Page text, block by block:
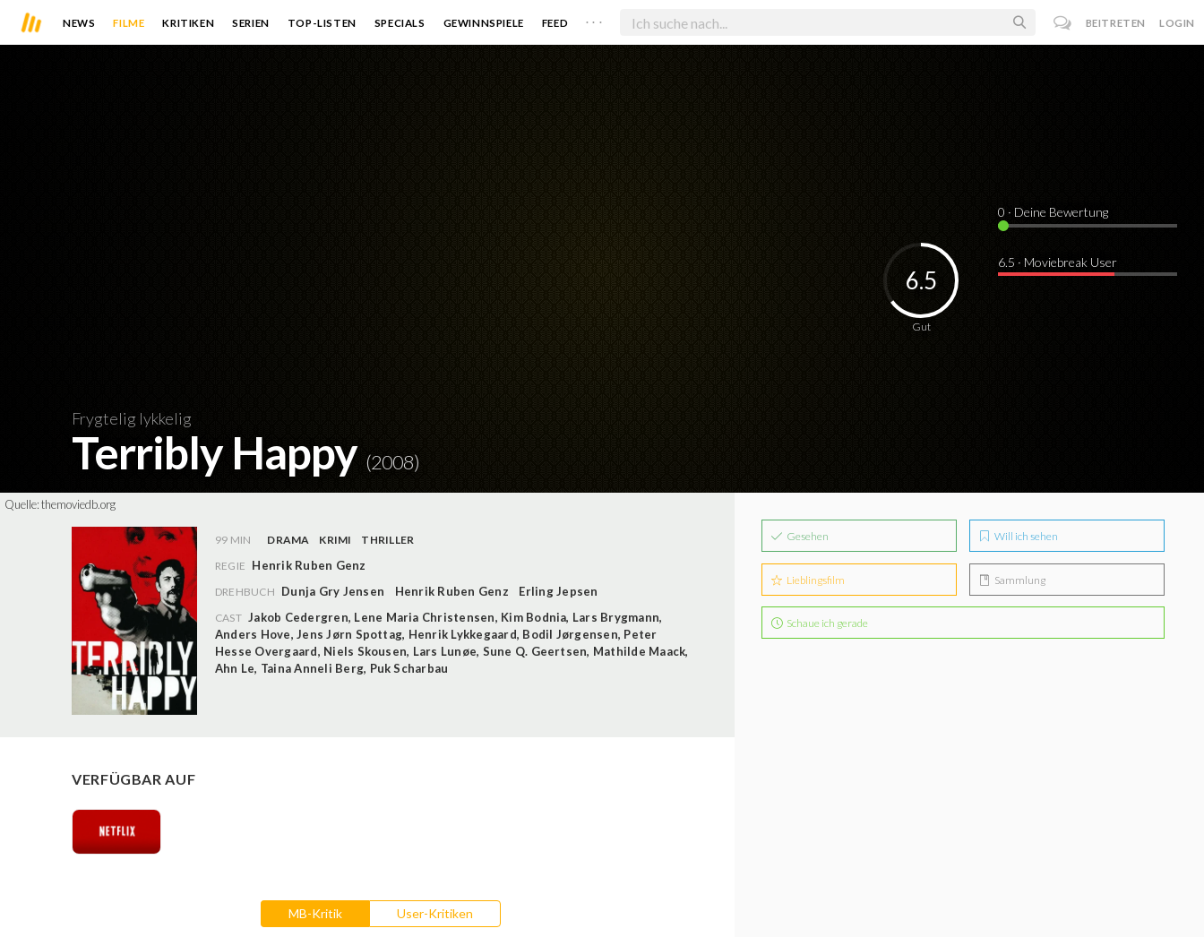
NEWS FILME KRITIKEN SERIEN TOP-LISTEN SPECIALS GEWINNSPIELE FEED . . . BEITRETEN LOGIN
Frygtelig lykkelig
Terribly Happy (2008)
Gut
6.5
0 · Deine Bewertung
6.5 · Moviebreak User
Quelle:themoviedb.org
99 MIN DRAMA KRIMI
THRILLER
REGIE Henrik Ruben Genz
DREHBUCH Dunja Gry Jensen Henrik Ruben Genz Erling Jepsen
CAST Jakob Cedergren, Lene Maria Christensen, Kim Bodnia, Lars Brygmann,
Anders Hove,Jens Jørn Spottag, Henrik Lykkegaard, Bodil Jørgensen, Peter
Hesse Overgaard, Niels Skousen, Lars Lunøe, Sune Q. Geertsen, Mathilde Maack,
Ahn Le, Taina Anneli Berg, Puk Scharbau
VERFÜGBAR AUF
MB-Kritik User-Kritiken
Gesehen Will ich sehen
Lieblingsfilm Sammlung
Schaue ich gerade